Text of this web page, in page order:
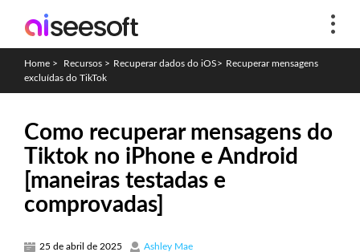
Home > Recursos > Recuperar dados do iOS> Recuperar mensagens
excluídas do TikTok
Como recuperar mensagens do
Tiktok no iPhone e Android
[maneiras testadas e
comprovadas]
25 de abril de 2025
Ashley Mae